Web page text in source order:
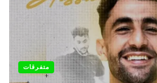
متفرقات